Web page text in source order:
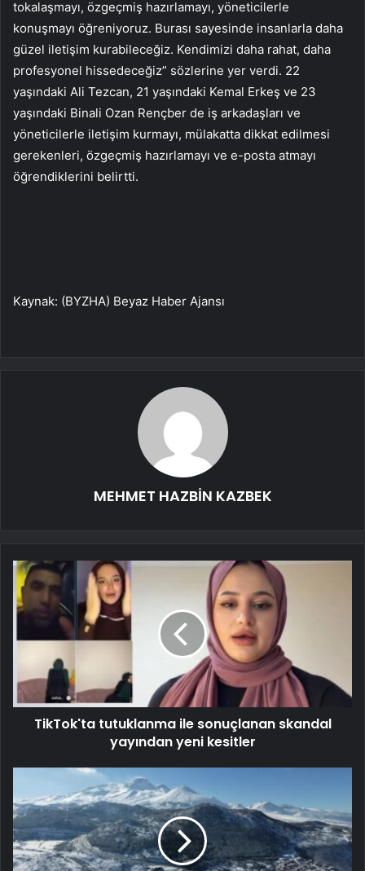
tokalaşmayı, özgeçmiş hazırlamayı, yöneticilerle
konuşmayı öğreniyoruz. Burası sayesinde insanlarla daha
güzel iletişim kurabileceğiz. Kendimizi daha rahat, daha
profesyonel hissedeceğiz” sözlerine yer verdi. 22
yaşındaki Ali Tezcan, 21 yaşındaki Kemal Erkeş ve 23
yaşındaki Binali Ozan Rençber de iş arkadaşları ve
yöneticilerle iletişim kurmayı, mülakatta dikkat edilmesi
gerekenleri, özgeçmiş hazırlamayı ve e-posta atmayı
öğrendiklerini belirtti.
Kaynak: (BYZHA) Beyaz Haber Ajansı
MEHMET HAZBİN KAZBEK
TikTok'ta tutuklanma ile sonuçlanan skandal
yayından yeni kesitler